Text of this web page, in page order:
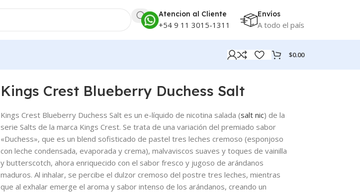
Atencion al Cliente
+54 9 11 3015-1311
Envíos
A todo el país
$0.00
Kings Crest Blueberry Duchess Salt
Kings Crest Blueberry Duchess Salt es un e-líquido de nicotina salada (salt nic) de la
serie Salts de la marca Kings Crest. Se trata de una variación del premiado sabor
«Duchess», que es un blend sofisticado de pastel tres leches cremoso (esponjoso
con leche condensada, evaporada y crema), malvaviscos suaves y toques de vainilla
y butterscotch, ahora enriquecido con el sabor fresco y jugoso de arándanos
maduros. Al inhalar, se percibe el dulzor cremoso del postre tres leches, mientras
que al exhalar emerge el aroma y sabor intenso de los arándanos, creando un